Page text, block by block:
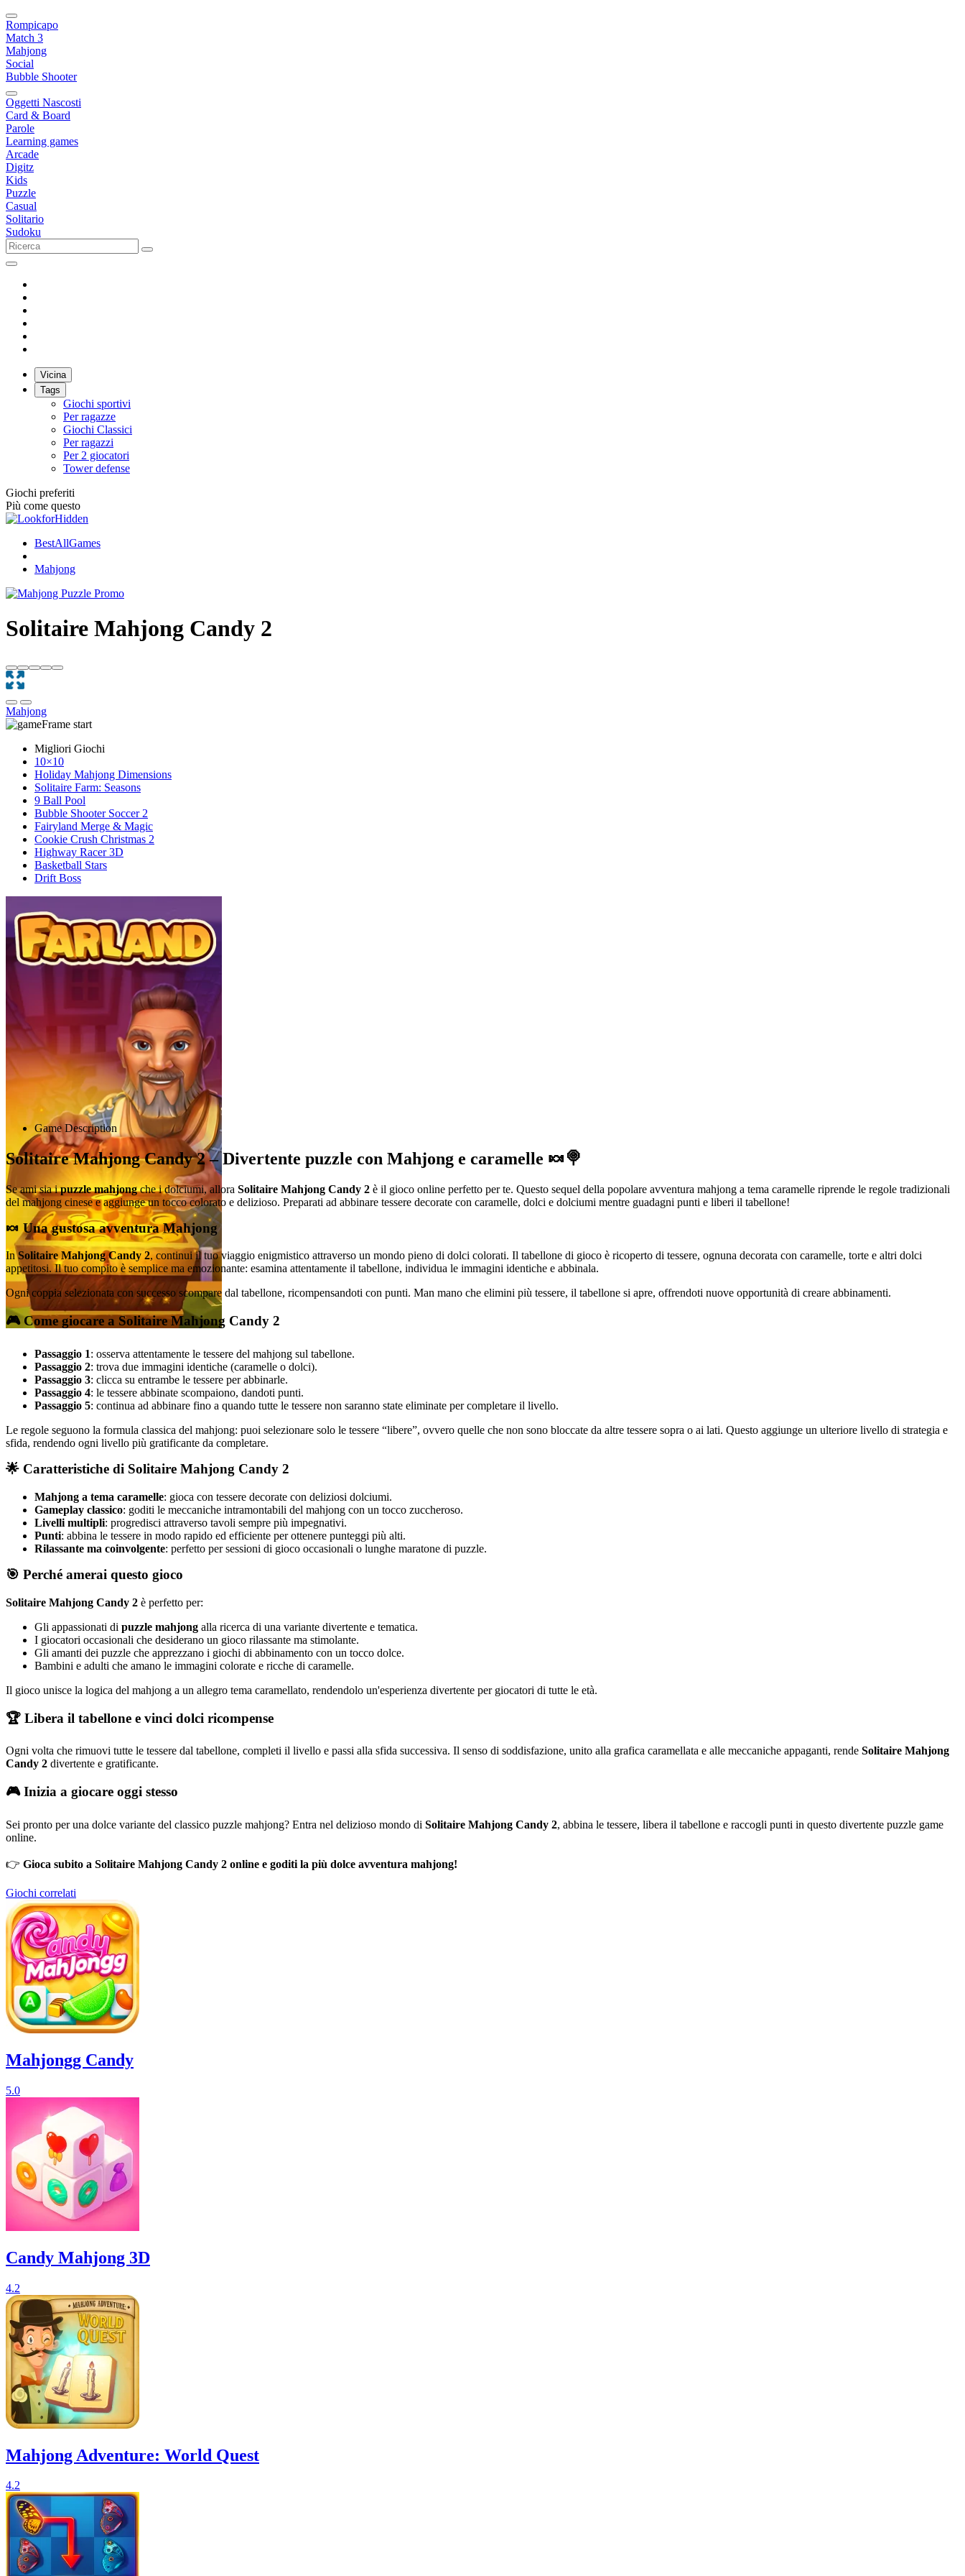
Rompicapo
Match 3
Mahjong
Social
Bubble Shooter
Oggetti Nascosti
Card & Board
Parole
Learning games
Arcade
Digitz
Kids
Puzzle
Casual
Solitario
Sudoku
Vicina
Tags
Giochi sportivi
Per ragazze
Giochi Classici
Per ragazzi
Per 2 giocatori
Tower defense
Giochi preferiti
Più come questo
BestAllGames
Mahjong
Solitaire Mahjong Candy 2
Mahjong
Migliori Giochi
10×10
Holiday Mahjong Dimensions
Solitaire Farm: Seasons
9 Ball Pool
Bubble Shooter Soccer 2
Fairyland Merge & Magic
Cookie Crush Christmas 2
Highway Racer 3D
Basketball Stars
Drift Boss
Game Description
Solitaire Mahjong Candy 2 – Divertente puzzle con Mahjong e caramelle 🍬🍭
Se ami sia ipuzzle mahjongche i dolciumi, allora Solitaire Mahjong Candy 2 è il gioco online perfetto per te. Questo sequel della popolare avventura mahjong a tema caramelle riprende le regole tradizionali
del mahjong cinese e aggiunge un tocco colorato e delizioso. Preparati ad abbinare tessere decorate con caramelle, dolci e dolciumi mentre guadagni punti e liberi il tabellone!
🍬 Una gustosa avventura Mahjong
InSolitaire Mahjong Candy 2, continui il tuo viaggio enigmistico attraverso un mondo pieno di dolci colorati. Il tabellone di gioco è ricoperto di tessere, ognuna decorata con caramelle, torte e altri dolci
appetitosi. Il tuo compito è semplice ma emozionante: esamina attentamente il tabellone, individua le immagini identiche e abbinala.
Ogni coppia selezionata con successo scompare dal tabellone, ricompensandoti con punti. Man mano che elimini più tessere, il tabellone si apre, offrendoti nuove opportunità di creare abbinamenti.
🎮 Come giocare a Solitaire Mahjong Candy 2
Passaggio 1: osserva attentamente le tessere del mahjong sul tabellone.
Passaggio 2: trova due immagini identiche (caramelle o dolci).
Passaggio 3: clicca su entrambe le tessere per abbinarle.
Passaggio 4: le tessere abbinate scompaiono, dandoti punti.
Passaggio 5: continua ad abbinare fino a quando tutte le tessere non saranno state eliminate per completare il livello.
Le regole seguono la formula classica del mahjong: puoi selezionare solo le tessere “libere”, ovvero quelle che non sono bloccate da altre tessere sopra o ai lati. Questo aggiunge un ulteriore livello di strategia e
sfida, rendendo ogni livello più gratificante da completare.
🌟 Caratteristiche di Solitaire Mahjong Candy 2
Mahjong a tema caramelle: gioca con tessere decorate con deliziosi dolciumi.
Gameplay classico: goditi le meccaniche intramontabili del mahjong con un tocco zuccheroso.
Livelli multipli: progredisci attraverso tavoli sempre più impegnativi.
Punti: abbina le tessere in modo rapido ed efficiente per ottenere punteggi più alti.
Rilassante ma coinvolgente: perfetto per sessioni di gioco occasionali o lunghe maratone di puzzle.
🎯 Perché amerai questo gioco
Solitaire Mahjong Candy 2 è perfetto per:
Gli appassionati di puzzle mahjong alla ricerca di una variante divertente e tematica.
I giocatori occasionali che desiderano un gioco rilassante ma stimolante.
Gli amanti dei puzzle che apprezzano i giochi di abbinamento con un tocco dolce.
Bambini e adulti che amano le immagini colorate e ricche di caramelle.
Il gioco unisce la logica del mahjong a un allegro tema caramellato, rendendolo un'esperienza divertente per giocatori di tutte le età.
🏆 Libera il tabellone e vinci dolci ricompense
Ogni volta che rimuovi tutte le tessere dal tabellone, completi il livello e passi alla sfida successiva. Il senso di soddisfazione, unito alla grafica caramellata e alle meccaniche appaganti, rende Solitaire Mahjong
Candy 2 divertente e gratificante.
🎮 Inizia a giocare oggi stesso
Sei pronto per una dolce variante del classico puzzle mahjong? Entra nel delizioso mondo di Solitaire Mahjong Candy 2, abbina le tessere, libera il tabellone e raccogli punti in questo divertente puzzle game
online.
👉 Gioca subito a Solitaire Mahjong Candy 2 online e goditi la più dolce avventura mahjong!
Giochi correlati
Mahjongg Candy
5.0
Candy Mahjong 3D
4.2
Mahjong Adventure: World Quest
4.2